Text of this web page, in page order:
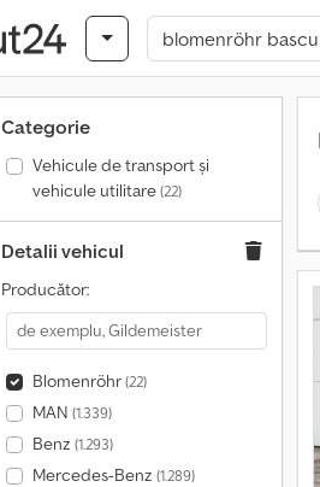
Categorie
Vehicule de transport şi
vehicule utilitare(22)
Detalii vehicul
Producător:
Blomenröhr(22)
MAN (1.339)
Benz (1.293)
Mercedes-Benz (1.289)